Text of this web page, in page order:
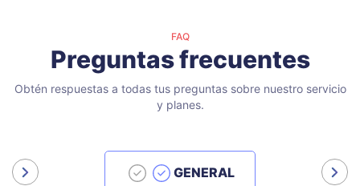
FAQ
Preguntas frecuentes
Obtén respuestas a todas tus preguntas sobre nuestro servicio
y planes.
GENERAL